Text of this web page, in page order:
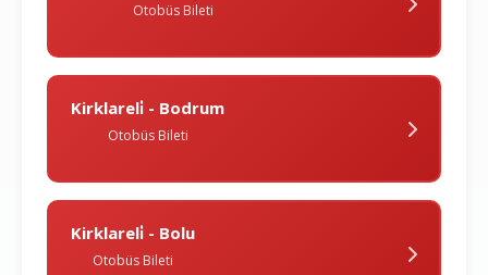
Otobüs Bileti
Kirklareli̇ - Bodrum
Otobüs Bileti
Kirklareli̇ - Bolu
Otobüs Bileti